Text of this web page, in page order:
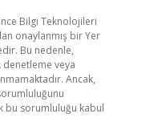
Bilgi Teknolojileri
onaylanmış bir Yer
Bu nedenle,
veya
Ancak,
bu sorumluluğu kabul